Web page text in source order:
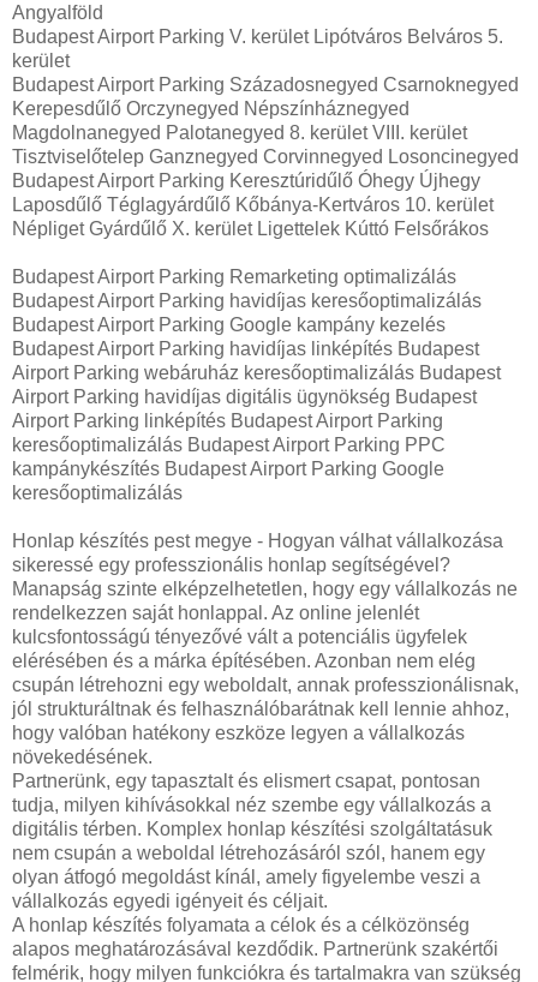
Angyalföld
Budapest Airport Parking V. kerület Lipótváros Belváros 5.
kerület
Budapest Airport Parking Századosnegyed Csarnoknegyed
Kerepesdűlő Orczynegyed Népszínháznegyed
Magdolnanegyed Palotanegyed 8. kerület VIII. kerület
Tisztviselőtelep Ganznegyed Corvinnegyed Losoncinegyed
Budapest Airport Parking Keresztúridűlő Óhegy Újhegy
Laposdűlő Téglagyárdűlő Kőbánya-Kertváros 10. kerület
Népliget Gyárdűlő X. kerület Ligettelek Kúttó Felsőrákos
Budapest Airport Parking Remarketing optimalizálás
Budapest Airport Parking havidíjas keresőoptimalizálás
Budapest Airport Parking Google kampány kezelés
Budapest Airport Parking havidíjas linképítés Budapest
Airport Parking webáruház keresőoptimalizálás Budapest
Airport Parking havidíjas digitális ügynökség Budapest
Airport Parking linképítés Budapest Airport Parking
keresőoptimalizálás Budapest Airport Parking PPC
kampánykészítés Budapest Airport Parking Google
keresőoptimalizálás
Honlap készítés pest megye - Hogyan válhat vállalkozása
sikeressé egy professzionális honlap segítségével?
Manapság szinte elképzelhetetlen, hogy egy vállalkozás ne
rendelkezzen saját honlappal. Az online jelenlét
kulcsfontosságú tényezővé vált a potenciális ügyfelek
elérésében és a márka építésében. Azonban nem elég
csupán létrehozni egy weboldalt, annak professzionálisnak,
jól strukturáltnak és felhasználóbarátnak kell lennie ahhoz,
hogy valóban hatékony eszköze legyen a vállalkozás
növekedésének.
Partnerünk, egy tapasztalt és elismert csapat, pontosan
tudja, milyen kihívásokkal néz szembe egy vállalkozás a
digitális térben. Komplex honlap készítési szolgáltatásuk
nem csupán a weboldal létrehozásáról szól, hanem egy
olyan átfogó megoldást kínál, amely figyelembe veszi a
vállalkozás egyedi igényeit és céljait.
A honlap készítés folyamata a célok és a célközönség
alapos meghatározásával kezdődik. Partnerünk szakértői
felmérik, hogy milyen funkciókra és tartalmakra van szükség